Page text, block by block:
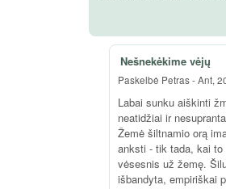
Nešnekėkime vėjų
Paskelbė Petras-Ant,
Labai sunku aiškinti
neatidžiai ir
Žemė šiltnamio orą
anksti - tik tada, kai
vėsesnis už žemę.
išbandyta, empiriškai